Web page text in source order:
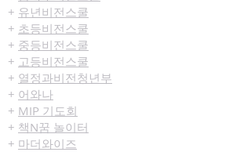
+ 유년비전스쿨
+ 초등비전스쿨
+ 중등비전스쿨
+ 고등비전스쿨
+ 열정과비전청년부
+ 어와나
+ MIP 기도회
+ 책N꿈 놀이터
+ 마더와이즈